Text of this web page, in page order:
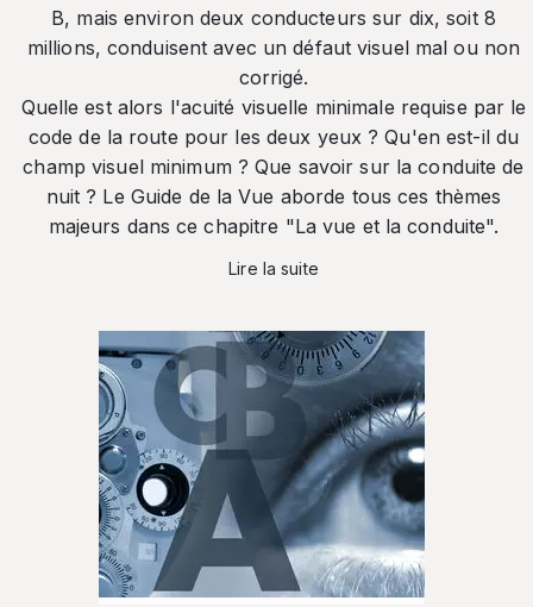
B, mais environ deux conducteurs sur dix, soit 8
millions, conduisent avec un défaut visuel mal ou non
corrigé.
Quelle est alors l'acuité visuelle minimale requise par le
code de la route pour les deux yeux ? Qu'en est-il du
champ visuel minimum ? Que savoir sur la conduite de
nuit ? Le Guide de la Vue aborde tous ces thèmes
majeurs dans ce chapitre "La vue et la conduite".
Lire la suite